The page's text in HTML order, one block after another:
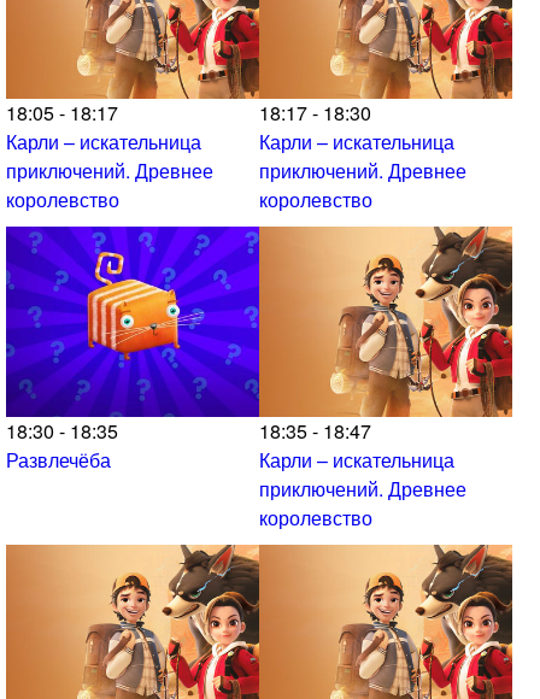
18:05 - 18:17
Карли – искательница
приключений. Древнее
королевство
18:17 - 18:30
Карли – искательница
приключений. Древнее
королевство
18:30 - 18:35
Развлечёба
18:35 - 18:47
Карли – искательница
приключений. Древнее
королевство